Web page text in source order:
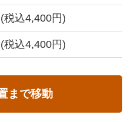
税込4,400円)
税込4,400円)
まで移動